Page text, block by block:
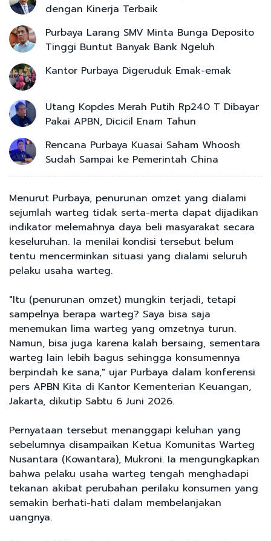
dengan Kinerja Terbaik
Purbaya Larang SMV Minta Bunga Deposito
Tinggi Buntut Banyak Bank Ngeluh
Kantor Purbaya Digeruduk Emak-emak
Utang Kopdes Merah Putih Rp240 T Dibayar
Pakai APBN, Dicicil Enam Tahun
Rencana Purbaya Kuasai Saham Whoosh
Sudah Sampai ke Pemerintah China
Menurut Purbaya, penurunan omzet yang dialami
sejumlah warteg tidak serta-merta dapat dijadikan
indikator melemahnya daya beli masyarakat secara
keseluruhan. Ia menilai kondisi tersebut belum
tentu mencerminkan situasi yang dialami seluruh
pelaku usaha warteg.
"Itu (penurunan omzet) mungkin terjadi, tetapi
sampelnya berapa warteg? Saya bisa saja
menemukan lima warteg yang omzetnya turun.
Namun, bisa juga karena kalah bersaing, sementara
warteg lain lebih bagus sehingga konsumennya
berpindah ke sana," ujar Purbaya dalam konferensi
pers APBN Kita di Kantor Kementerian Keuangan,
Jakarta, dikutip Sabtu 6 Juni 2026.
Pernyataan tersebut menanggapi keluhan yang
sebelumnya disampaikan Ketua Komunitas Warteg
Nusantara (Kowantara), Mukroni. Ia mengungkapkan
bahwa pelaku usaha warteg tengah menghadapi
tekanan akibat perubahan perilaku konsumen yang
semakin berhati-hati dalam membelanjakan
uangnya.